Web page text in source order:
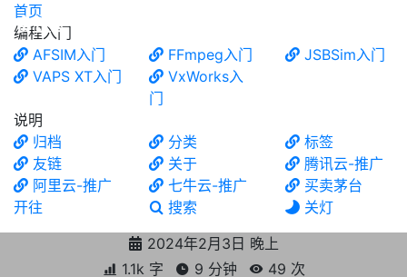
食铁兽
首页
编程入门
AFSIM入门
FFmpeg入门
JSBSim入门
VAPS XT入门
VxWorks入
门
说明
归档
分类
标签
友链
关于
腾讯云-推广
阿里云-推广
七牛云-推广
买卖茅台
开往
搜索
关灯
2024年2月3日 晚上
1.1k 字
9 分钟 49 次